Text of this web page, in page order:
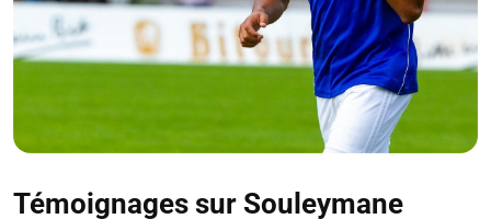
Témoignages sur Souleymane